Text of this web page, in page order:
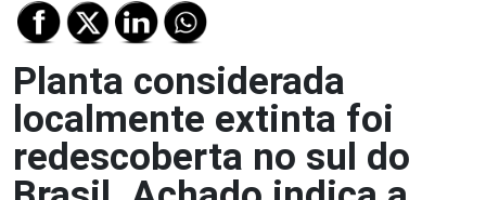
Planta considerada
localmente extinta foi
redescoberta no sul do